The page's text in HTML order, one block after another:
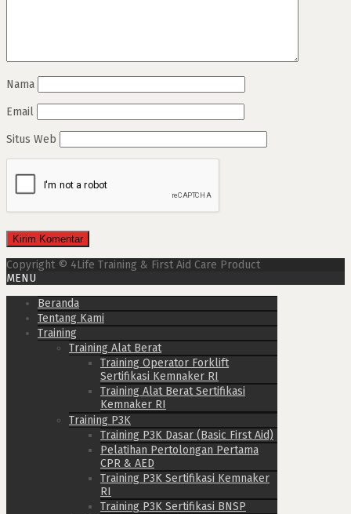
Nama
Email
Situs Web
Copyright © 4Life Training & First Aid Care Product
MENU
Beranda
Tentang Kami
Training
Training Alat Berat
Training Operator Forklift
Sertifikasi Kemnaker RI
Training Alat Berat Sertifikasi
Kemnaker RI
Training P3K
Training P3K Dasar (Basic First Aid)
Pelatihan Pertolongan Pertama
CPR & AED
Training P3K Sertifikasi Kemnaker
RI
Training P3K Sertifikasi BNSP